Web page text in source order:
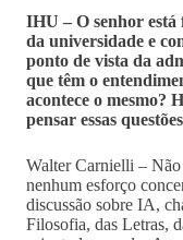
IHU – O senhor
da universidade e
ponto de vista da
que têm o
acontece o mesmo?
pensar essas
Walter Carnielli –
nenhum esforço
discussão sobre IA,
Filosofia, das Letras,